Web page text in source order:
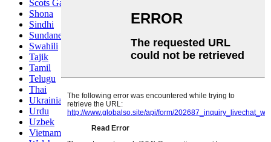
Scots Gaelic
Shona
Sindhi
Sundanese
Swahili
Tajik
Tamil
Telugu
Thai
Ukrainian
Urdu
Uzbek
Vietnamese